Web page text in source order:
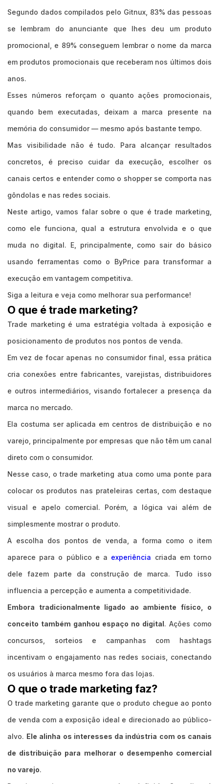
Segundo dados compilados pelo Gitnux, 83% das pessoas
se lembram do anunciante que lhes deu um produto
promocional, e 89% conseguem lembrar o nome da marca
em produtos promocionais que receberam nos últimos dois
anos.
Esses números reforçam o quanto ações promocionais,
quando bem executadas, deixam a marca presente na
memória do consumidor — mesmo após bastante tempo.
Mas visibilidade não é tudo. Para alcançar resultados
concretos, é preciso cuidar da execução, escolher os
canais certos e entender como o shopper se comporta nas
gôndolas e nas redes sociais.
Neste artigo, vamos falar sobre o que é trade marketing,
como ele funciona, qual a estrutura envolvida e o que
muda no digital. E, principalmente, como sair do básico
usando ferramentas como o ByPrice para transformar a
execução em vantagem competitiva.
Siga a leitura e veja como melhorar sua performance!
O que é trade marketing?
Trade marketing é uma estratégia voltada à exposição e
posicionamento de produtos nos pontos de venda.
Em vez de focar apenas no consumidor final, essa prática
cria conexões entre fabricantes, varejistas, distribuidores
e outros intermediários, visando fortalecer a presença da
marca no mercado.
Ela costuma ser aplicada em centros de distribuição e no
varejo, principalmente por empresas que não têm um canal
direto com o consumidor.
Nesse caso, o trade marketing atua como uma ponte para
colocar os produtos nas prateleiras certas, com destaque
visual e apelo comercial. Porém, a lógica vai além de
simplesmente mostrar o produto.
A escolha dos pontos de venda, a forma como o item
aparece para o público e a experiência criada em torno
dele fazem parte da construção de marca. Tudo isso
influencia a percepção e aumenta a competitividade.
Embora tradicionalmente ligado ao ambiente físico, o
conceito também ganhou espaço no digital. Ações como
concursos, sorteios e campanhas com hashtags
incentivam o engajamento nas redes sociais, conectando
os usuários à marca mesmo fora das lojas.
O que o trade marketing faz?
O trade marketing garante que o produto chegue ao ponto
de venda com a exposição ideal e direcionado ao público-
alvo. Ele alinha os interesses da indústria com os canais
de distribuição para melhorar o desempenho comercial
no varejo.